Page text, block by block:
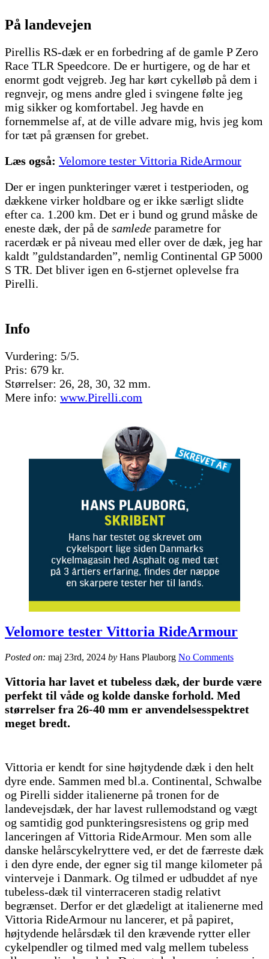
På landevejen
Pirellis RS-dæk er en forbedring af de gamle P Zero
Race TLR Speedcore. De er hurtigere, og de har et
enormt godt vejgreb. Jeg har kørt cykelløb på dem i
regnvejr, og mens andre gled i svingene følte jeg
mig sikker og komfortabel. Jeg havde en
fornemmelse af, at de ville advare mig, hvis jeg kom
for tæt på grænsen for grebet.
Læs også: Velomore tester Vittoria RideArmour
Der er ingen punkteringer været i testperioden, og
dækkene virker holdbare og er ikke særligt slidte
efter ca. 1.200 km. Det er i bund og grund måske de
eneste dæk, der på de samlede parametre for
racerdæk er på niveau med eller over de dæk, jeg har
kaldt ”guldstandarden”, nemlig Continental GP 5000
S TR. Det bliver igen en 6-stjernet oplevelse fra
Pirelli.
Info
Vurdering: 5/5.
Pris: 679 kr.
Størrelser: 26, 28, 30, 32 mm.
Mere info: www.Pirelli.com
Velomore tester Vittoria RideArmour
Posted on: maj 23rd, 2024 by Hans Plauborg No Comments
Vittoria har lavet et tubeless dæk, der burde være
perfekt til våde og kolde danske forhold. Med
størrelser fra 26-40 mm er anvendelsesspektret
meget bredt.
Vittoria er kendt for sine højtydende dæk i den helt
dyre ende. Sammen med bl.a. Continental, Schwalbe
og Pirelli sidder italienerne på tronen for de
landevejsdæk, der har lavest rullemodstand og vægt
og samtidig god punkteringsresistens og grip med
lanceringen af Vittoria RideArmour. Men som alle
danske helårscykelryttere ved, er det de færreste dæk
i den dyre ende, der egner sig til mange kilometer på
vinterveje i Danmark. Og tilmed er udbuddet af nye
tubeless-dæk til vinterraceren stadig relativt
begrænset. Derfor er det glædeligt at italienerne med
Vittoria RideArmour nu lancerer, et på papiret,
højtydende helårsdæk til den krævende rytter eller
cykelpendler og tilmed med valg mellem tubeless